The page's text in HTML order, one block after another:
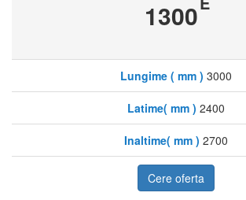
1300
Lungime ( mm ) 3000
Latime( mm ) 2400
Inaltime( mm ) 2700
Cere oferta